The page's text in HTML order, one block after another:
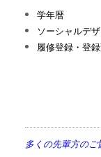
学年暦
ソーシャルデ
履修登録・登
多くの先輩方のご